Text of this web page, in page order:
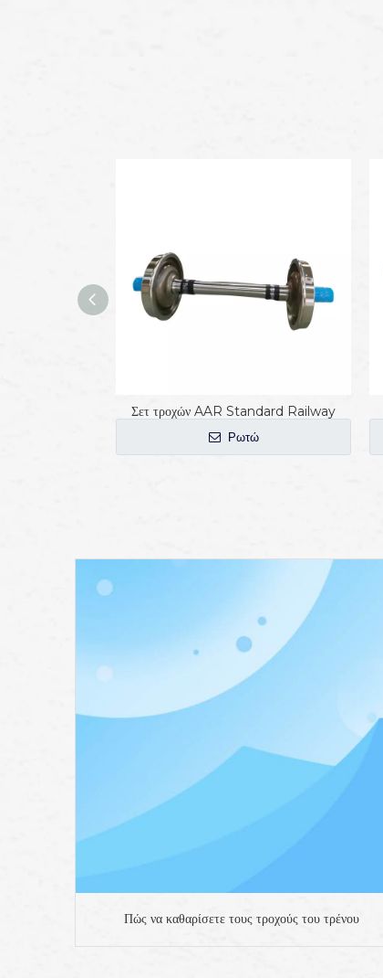
Σετ τροχών AAR Standard Railway
Ρωτώ
Πώς να καθαρίσετε τους τροχούς του τρένου